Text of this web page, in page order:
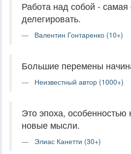
Работа над собой -
делегировать.
Валентин Гонтаренко (10+)
Большие перемены
Неизвестный автор (1000+)
Это эпоха,
новые мысли.
Элиас Канетти (30+)